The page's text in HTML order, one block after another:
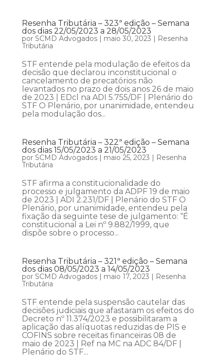
Resenha Tributária – 323ª edição – Semana
dos dias 22/05/2023 a 28/05/2023
por SCMD Advogados| maio 30, 2023 | Resenha
Tributária
STF entende pela modulação de efeitos da
decisão que declarou inconstitucional o
cancelamento de precatórios não
levantados no prazo de dois anos 26 de maio
de 2023 | EDcl na ADI 5.755/DF | Plenário do
STF O Plenário, por unanimidade, entendeu
pela modulação dos...
Resenha Tributária – 322ª edição – Semana
dos dias 15/05/2023 a 21/05/2023
por SCMD Advogados| maio 25, 2023 | Resenha
Tributária
STF afirma a constitucionalidade do
processo e julgamento da ADPF 19 de maio
de 2023 | ADI 2.231/DF | Plenário do STF O
Plenário, por unanimidade, entendeu pela
fixação da seguinte tese de julgamento: “É
constitucional a Lei nº 9.882/1999, que
dispõe sobre o processo...
Resenha Tributária – 321ª edição – Semana
dos dias 08/05/2023 a 14/05/2023
por SCMD Advogados| maio 17, 2023 | Resenha
Tributária
STF entende pela suspensão cautelar das
decisões judiciais que afastaram os efeitos do
Decreto nº 11.374/2023 e possibilitaram a
aplicação das alíquotas reduzidas de PIS e
COFINS sobre receitas financeiras 08 de
maio de 2023 | Ref na MC na ADC 84/DF |
Plenário do STF...